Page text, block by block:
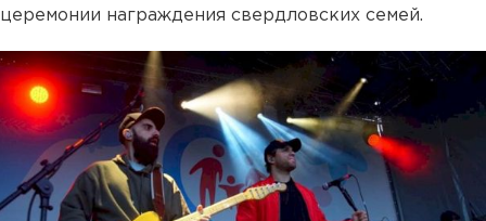
церемонии награждения свердловских семей.